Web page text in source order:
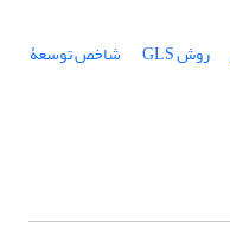
روش GLS شاخص توسعۀ